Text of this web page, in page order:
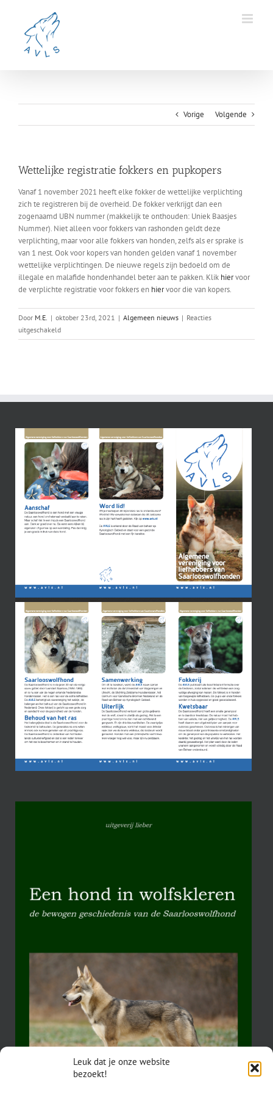
Leuk dat je onze website
bezoekt!
Vorige Volgende
Wettelijke registratie fokkers en pupkopers
Vanaf 1 november 2021 heeft elke fokker de wettelijke verplichting
zich te registreren bij de overheid. De fokker verkrijgt dan een
zogenaamd UBN nummer (makkelijk te onthouden: Uniek Baasjes
Nummer). Niet alleen voor fokkers van rashonden geldt deze
verplichting, maar voor alle fokkers van honden, zelfs als er sprake is
van 1 nest. Ook voor kopers van honden gelden vanaf 1 november
wettelijke verplichtingen. De nieuwe regels zijn bedoeld om de
illegale en malafide hondenhandel beter aan te pakken. Klik hiervoor
de verplichte registratie voor fokkers en hiervoor die van kopers.
Door M.E. | oktober 23rd, 2021 | Algemeen nieuws | Reacties
uitgeschakeldvoor
Wettelijke